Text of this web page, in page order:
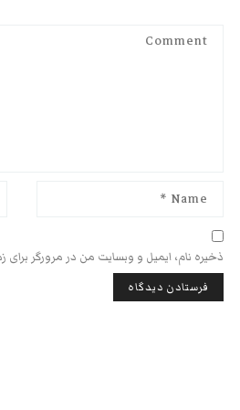
ذخیره نام، ایمیل و وبسایت من در مرورگر